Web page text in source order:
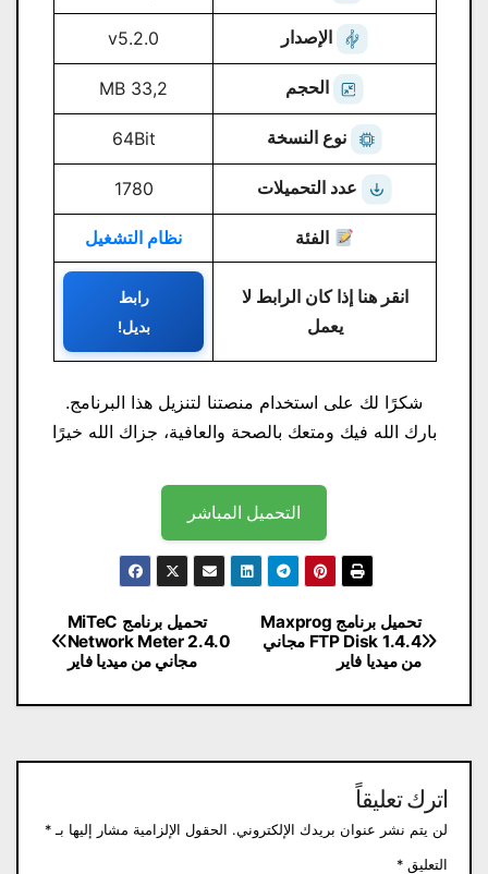
الإصدار v5.2.0
الحجم 33,2 MB
نوع النسخة 64Bit
عدد التحميلات 1780
الفئة نظام التشغيل
انقر هنا إذا كان الرابط لا
يعمل
رابط
بديل!
شكرًا لك على استخدام منصتنا لتنزيل هذا البرنامج.
بارك الله فيك ومتعك بالصحة والعافية، جزاك الله خيرًا
التحميل المباشر
تصفّح
المقالات
تحميل برنامج MiTeC
Network Meter 2.4.0
مجاني من ميديا ​​فاير
تحميل برنامج Maxprog
FTP Disk 1.4.4 مجاني
من ميديا ​​فاير
اترك تعليقاً
لن يتم نشر عنوان بريدك الإلكتروني. الحقول الإلزامية مشار إليها بـ *
التعليق *